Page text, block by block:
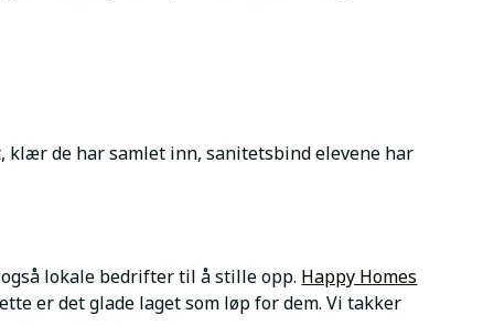
klær de har samlet inn, sanitetsbind elevene har
lokale bedrifter til å stille opp. Happy Homes
er det glade laget som løp for dem. Vi takker